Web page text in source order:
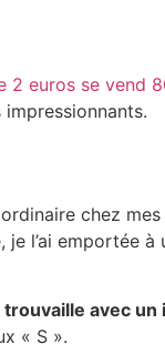
2 euros se vend
chez
l’ai emportée à
avec
« S ».